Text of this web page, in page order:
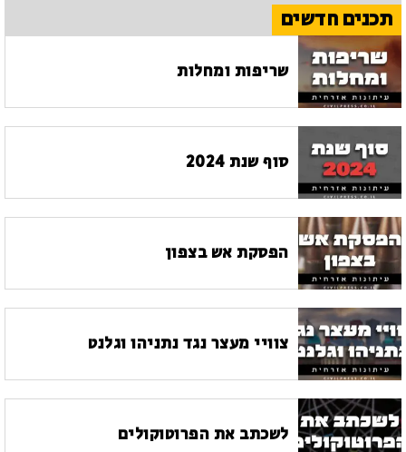
תכנים חדשים
שריפות ומחלות
סוף שנת 2024
הפסקת אש בצפון
צוויי מעצר נגד נתניהו וגלנט
לשכתב את הפרוטוקולים